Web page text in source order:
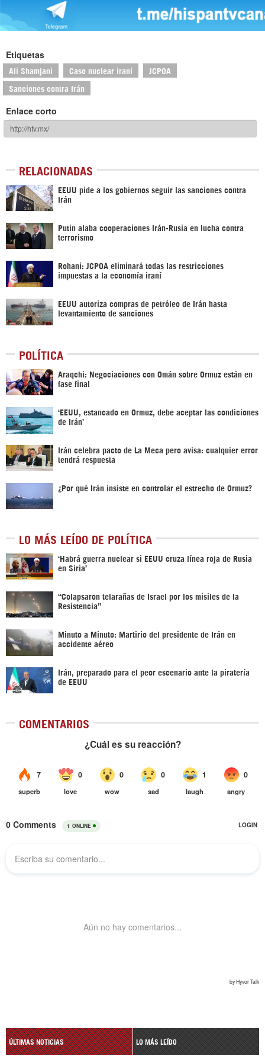
Etiquetas
Ali Shamjani Caso nuclear iraní JCPOA
Sanciones contra Irán
Enlace corto
RELACIONADAS
EEUU pide a los gobiernos seguir las sanciones contra
Irán
Putin alaba cooperaciones Irán-Rusia en lucha contra
terrorismo
Rohani: JCPOA eliminará todas las restricciones
impuestas a la economía iraní
EEUU autoriza compras de petróleo de Irán hasta
levantamiento de sanciones
POLÍTICA
Araqchi: Negociaciones con Omán sobre Ormuz están en
fase final
‘EEUU, estancado en Ormuz, debe aceptar las condiciones
de Irán’
Irán celebra pacto de La Meca pero avisa: cualquier error
tendrá respuesta
¿Por qué Irán insiste en controlar el estrecho de Ormuz?
LO MÁS LEÍDO DE POLÍTICA
‎‘Habrá guerra nuclear si EEUU cruza línea roja de Rusia
en Siria’‎
“Colapsaron telarañas de Israel por los misiles de la
Resistencia”
Minuto a Minuto: Martirio del presidente de Irán en
accidente aéreo
Irán, preparado para el peor escenario ante la piratería
de EEUU
COMENTARIOS
ÚLTIMAS NOTICIAS LO MÁS LEÍDO